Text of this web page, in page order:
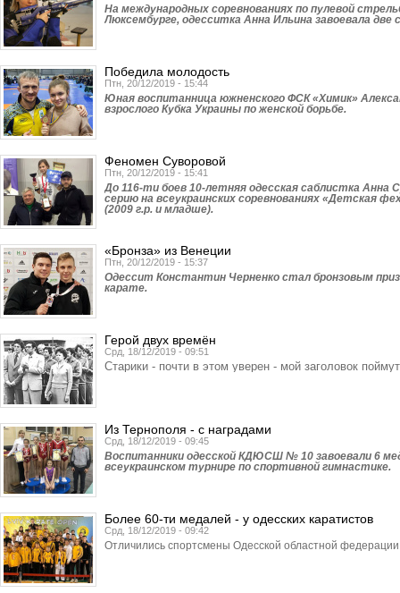
На международных соревнованиях по пулевой
Люксембурге, одесситка Анна Ильина завоевала две
Победила молодость
Птн, 20/12/2019 - 15:44
Юная воспитанница южненского ФСК «Химик»
взрослого Кубка Украины по женской борьбе.
Феномен Суворовой
Птн, 20/12/2019 - 15:41
До 116-ти боев 10-летняя одесская саблистка Анна
серию на всеукраинских соревнованиях «Детская
(2009 г.р. и младше).
«Бронза» из Венеции
Птн, 20/12/2019 - 15:37
Одессит Константин Черненко стал бронзовым
карате.
Герой двух времён
Срд, 18/12/2019 - 09:51
Старики - почти в этом уверен - мой заголовок
Из Тернополя - с наградами
Срд, 18/12/2019 - 09:45
Воспитанники одесской КДЮСШ № 10 завоевали 6
всеукраинском турнире по спортивной гимнастике.
Более 60-ти медалей - у одесских каратистов
Срд, 18/12/2019 - 09:42
Отличились спортсмены Одесской областной федерации